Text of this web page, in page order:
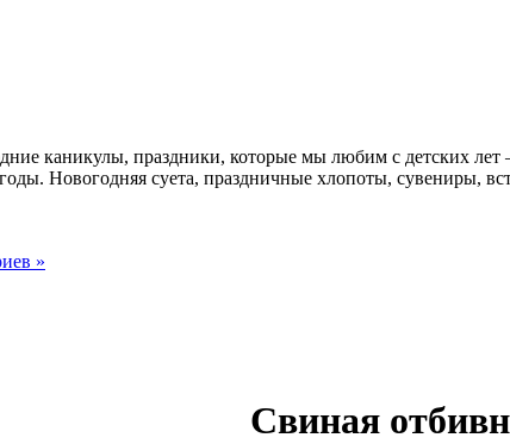
каникулы, праздники, которые мы любим с детских
Новогодняя суета, праздничные хлопоты, сувениры,
»
Свиная